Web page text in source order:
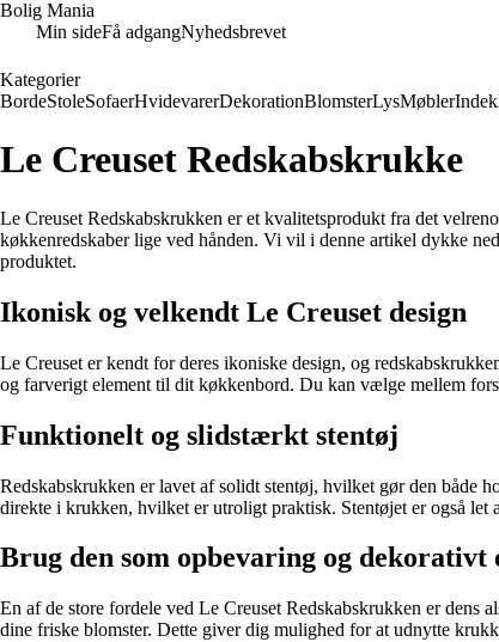
Bolig Mania
Min sideFå adgangNyhedsbrevet
Kategorier
BordeStoleSofaerHvidevarerDekorationBlomsterLysMøbler
Le Creuset Redskabskrukke
Le Creuset Redskabskrukken er et kvalitetsprodukt fra det
køkkenredskaber lige ved hånden. Vi vil i denne artikel dykke
produktet.
Ikonisk og velkendt Le Creuset design
Le Creuset er kendt for deres ikoniske design, og
og farverigt element til dit køkkenbord. Du kan vælge mellem
Funktionelt og slidstærkt stentøj
Redskabskrukken er lavet af solidt stentøj, hvilket gør den både
direkte i krukken, hvilket er utroligt praktisk. Stentøjet er også let
Brug den som opbevaring og dekorativt
En af de store fordele ved Le Creuset Redskabskrukken er dens
dine friske blomster. Dette giver dig mulighed for at udnytte